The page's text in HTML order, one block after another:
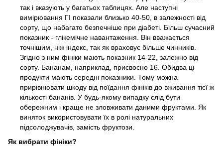
так і вказують у багатьох таблицях. Але наступні
вимірювання ГІ показали близько 40-50, в залежності від
сорту, що набагато безпечніше при діабеті. Більш сучасний
показник - глікемічне навантаження. Він вважається
точнішим, ніж індекс, так як враховує більше чинників.
Згідно з ним фініки мають показник 14-22, залежно від
сорту. Бананам, наприклад, присвоєно 16. Обидва ці
продукти мають середні показники. Тому можна
прирівнювати шкоду від поїдання фініків до вживання тієї ж
кількості бананів. У будь-якому випадку слід бути
обережним і краще не зловживати даними фруктами. Як
виняток використовувати їх в ролі натуральних
підсолоджувачів, замість фруктози.
Як вибрати фініки?